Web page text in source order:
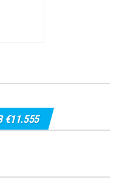
€11.555